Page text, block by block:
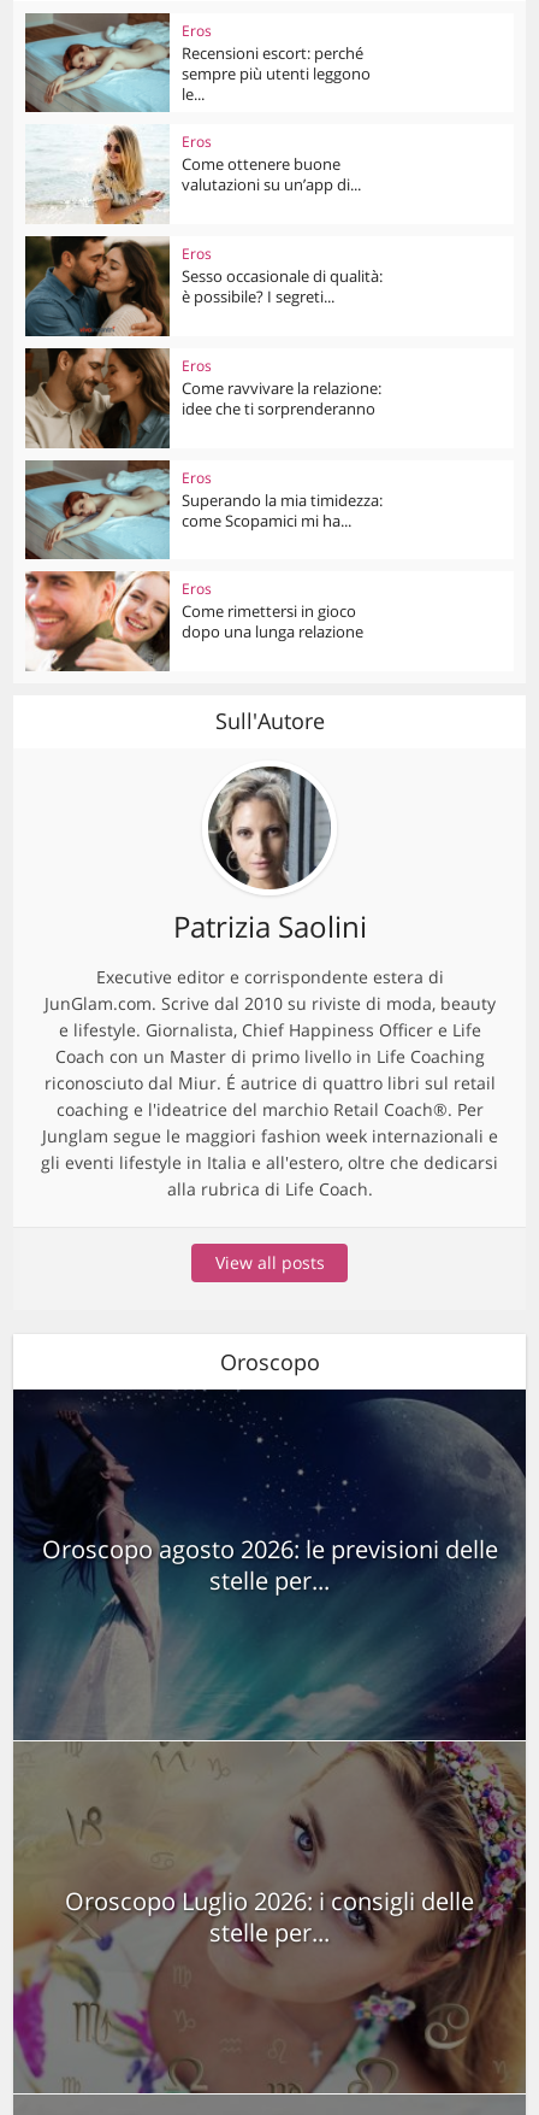
Eros
Recensioni escort: perché
sempre più utenti leggono
le...
Eros
Come ottenere buone
valutazioni su un’app di...
Eros
Sesso occasionale di qualità:
è possibile? I segreti...
Eros
Come ravvivare la relazione:
idee che ti sorprenderanno
Eros
Superando la mia timidezza:
come Scopamici mi ha...
Eros
Come rimettersi in gioco
dopo una lunga relazione
Sull'Autore
Patrizia Saolini
Executive editor e corrispondente estera di
JunGlam.com. Scrive dal 2010 su riviste di moda, beauty
e lifestyle. Giornalista, Chief Happiness Officer e Life
Coach con un Master di primo livello in Life Coaching
riconosciuto dal Miur. É autrice di quattro libri sul retail
coaching e l'ideatrice del marchio Retail Coach®. Per
Junglam segue le maggiori fashion week internazionali e
gli eventi lifestyle in Italia e all'estero, oltre che dedicarsi
alla rubrica di Life Coach.
View all posts
Oroscopo
Oroscopo agosto 2026: le previsioni delle
stelle per...
Oroscopo Luglio 2026: i consigli delle
stelle per...